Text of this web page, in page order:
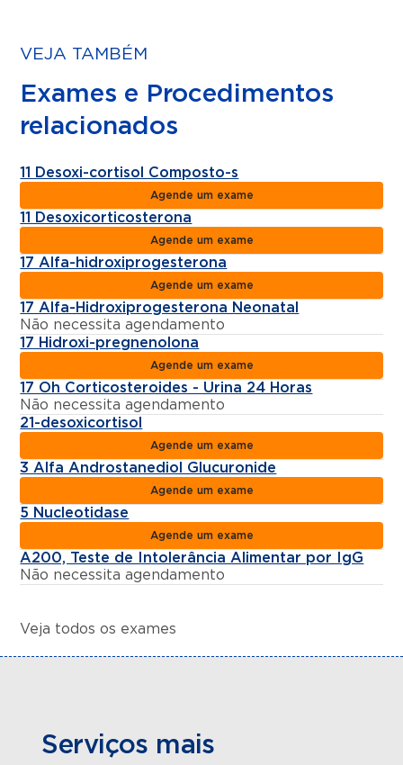
VEJA TAMBÉM
Exames e Procedimentos
relacionados
11 Desoxi-cortisol Composto-s
Agende um exame
11 Desoxicorticosterona
Agende um exame
17 Alfa-hidroxiprogesterona
Agende um exame
17 Alfa-Hidroxiprogesterona Neonatal
Não necessita agendamento
17 Hidroxi-pregnenolona
Agende um exame
17 Oh Corticosteroides - Urina 24 Horas
Não necessita agendamento
21-desoxicortisol
Agende um exame
3 Alfa Androstanediol Glucuronide
Agende um exame
5 Nucleotidase
Agende um exame
A200, Teste de Intolerância Alimentar por IgG
Não necessita agendamento
Veja todos os exames
Serviços mais